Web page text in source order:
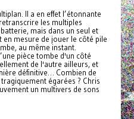
Il a en effet l’étonnante
les multiples
mais dans un seul et
en mesure de jouer le côté pile
au même instant.
pièce tombe d'un côté
de l'autre ailleurs, et
définitive… Combien de
égarées ? Chris
un multivers de sons